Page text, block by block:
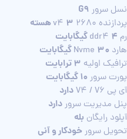
نسل سرور G9
پردازنده 2680 v4 3 هسته
رم ddr4 4 گیگابایت
هارد Nvme 30 گیگابایت
ترافیک اولیه 3 ترابایت
پورت سرور 10 گیگابایت
آی پی V4 / V6 دارد
پنل مدیریت سروردارد
آپلود رایگان بله
تحویل سرور خودکار و آنی